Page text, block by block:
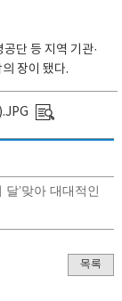
단 등 지역 기관·
장이 됐다.
’맞아 대대적인
목록